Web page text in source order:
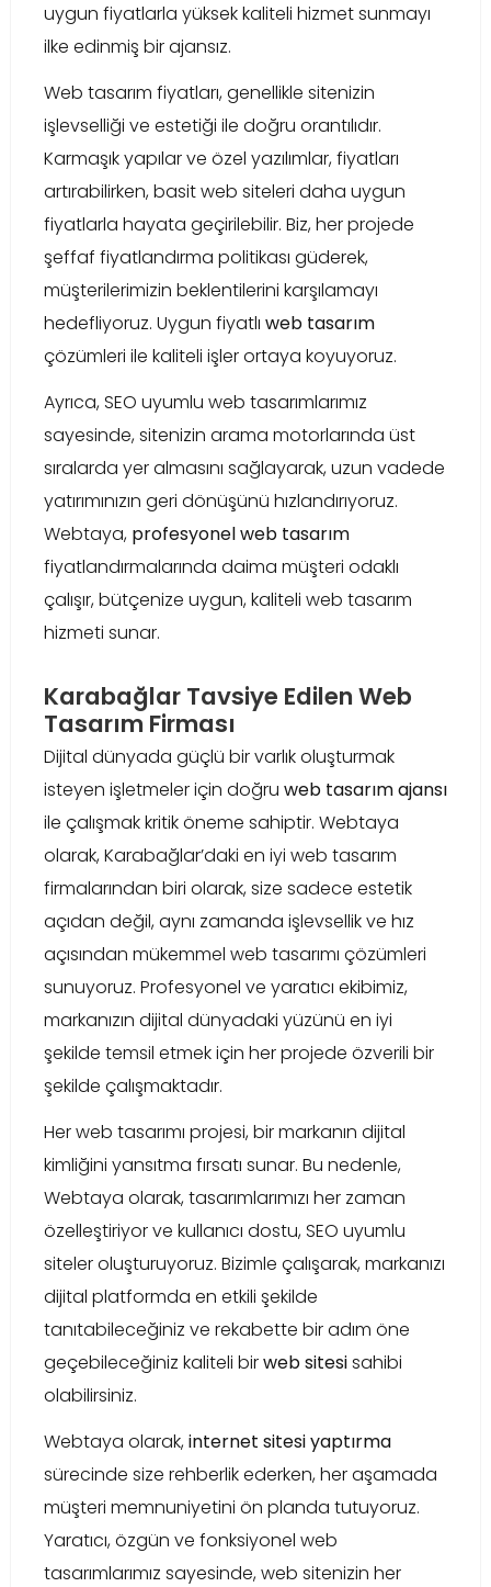
uygun fiyatlarla yüksek kaliteli hizmet sunmayı
ilke edinmiş bir ajansız.
Web tasarım fiyatları, genellikle sitenizin
işlevselliği ve estetiği ile doğru orantılıdır.
Karmaşık yapılar ve özel yazılımlar, fiyatları
artırabilirken, basit web siteleri daha uygun
fiyatlarla hayata geçirilebilir. Biz, her projede
şeffaf fiyatlandırma politikası güderek,
müşterilerimizin beklentilerini karşılamayı
hedefliyoruz. Uygun fiyatlı web tasarım
çözümleri ile kaliteli işler ortaya koyuyoruz.
Ayrıca, SEO uyumlu web tasarımlarımız
sayesinde, sitenizin arama motorlarında üst
sıralarda yer almasını sağlayarak, uzun vadede
yatırımınızın geri dönüşünü hızlandırıyoruz.
Webtaya, profesyonel web tasarım
fiyatlandırmalarında daima müşteri odaklı
çalışır, bütçenize uygun, kaliteli web tasarım
hizmeti sunar.
Karabağlar Tavsiye Edilen Web
Tasarım Firması
Dijital dünyada güçlü bir varlık oluşturmak
isteyen işletmeler için doğru web tasarım ajansı
ile çalışmak kritik öneme sahiptir. Webtaya
olarak, Karabağlar’daki en iyi web tasarım
firmalarından biri olarak, size sadece estetik
açıdan değil, aynı zamanda işlevsellik ve hız
açısından mükemmel web tasarımı çözümleri
sunuyoruz. Profesyonel ve yaratıcı ekibimiz,
markanızın dijital dünyadaki yüzünü en iyi
şekilde temsil etmek için her projede özverili bir
şekilde çalışmaktadır.
Her web tasarımı projesi, bir markanın dijital
kimliğini yansıtma fırsatı sunar. Bu nedenle,
Webtaya olarak, tasarımlarımızı her zaman
özelleştiriyor ve kullanıcı dostu, SEO uyumlu
siteler oluşturuyoruz. Bizimle çalışarak, markanızı
dijital platformda en etkili şekilde
tanıtabileceğiniz ve rekabette bir adım öne
geçebileceğiniz kaliteli birweb sitesisahibi
olabilirsiniz.
Webtaya olarak,internet sitesi yaptırma
sürecinde size rehberlik ederken, her aşamada
müşteri memnuniyetini ön planda tutuyoruz.
Yaratıcı, özgün ve fonksiyonel web
tasarımlarımız sayesinde, web sitenizin her